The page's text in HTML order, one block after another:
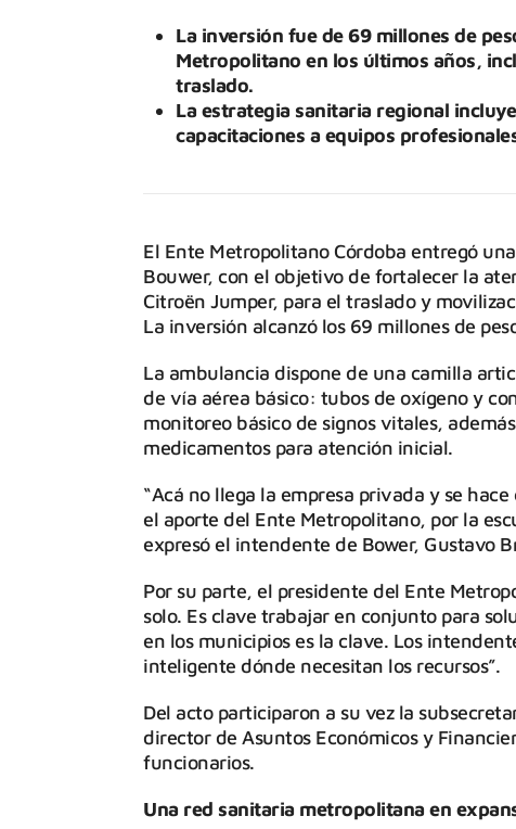
La inversión fue de 69 millones de
Metropolitano en los últimos años,
traslado.
La estrategia sanitaria regional
capacitaciones a equipos
El Ente Metropolitano Córdoba entregó
Bouwer, con el objetivo de fortalecer la
Citroën Jumper, para el traslado y
La inversión alcanzó los 69 millones de
La ambulancia dispone de una camilla
de vía aérea básico: tubos de oxígeno y
monitoreo básico de signos vitales,
medicamentos para atención inicial.
“Acá no llega la empresa privada y se
el aporte del Ente Metropolitano, por la
expresó el intendente de Bower, Gustavo
Por su parte, el presidente del Ente
solo. Es clave trabajar en conjunto para
en los municipios es la clave. Los
inteligente dónde necesitan los recursos”.
Del acto participaron a su vez la
director de Asuntos Económicos y
funcionarios.
Una red sanitaria metropolitana en